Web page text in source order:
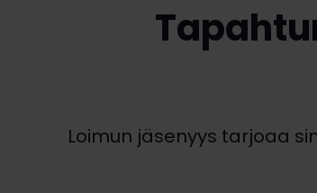
Loimun jäsenyys tarjoaa